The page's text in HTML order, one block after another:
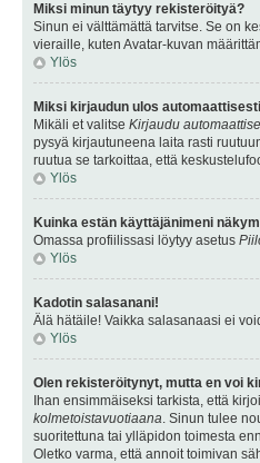
Miksi minun täytyy rekisteröityä?
Sinun ei välttämättä tarvitse. Se on
vieraille, kuten Avatar-kuvan
Ylös
Miksi kirjaudun ulos
Mikäli et valitse Kirjaudu
pysyä kirjautuneena laita rasti
ruutua se tarkoittaa, että
Ylös
Kuinka estän käyttäjänimeni
Omassa profiilissasi löytyy asetus
Ylös
Kadotin salasanani!
Älä hätäile! Vaikka salasanaasi ei
Ylös
Olen rekisteröitynyt, mutta en voi
Ihan ensimmäiseksi tarkista, että
kolmetoistavuotiaana. Sinun tulee
suoritettuna tai ylläpidon toimesta
Oletko varma, että annoit toimivan